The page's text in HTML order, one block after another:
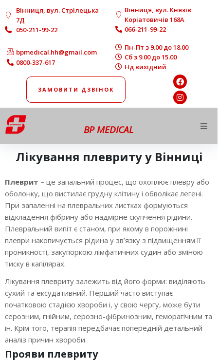
Вінниця, вул. Стрілецька
7Д
050-211-99-22
Вінниця, вул. Князів
Коріатовичів 168A
066-211-99-22
bpmedical.hh@gmail.com
0800-337-617
Пн-Пт з 9.00 до 18.00
Сб з 9.00 до 15.00
Нд вихідний
ЗАМОВИТИ ДЗВІНОК
BP MEDICAL
Напрямки роботи
Діагностика
Денний стаціонар у Вінниці
Ціни послуг
Новини
Контакти
Лікування плевриту у Вінниці
Плеврит – це запальний процес, що охоплює плевру або
оболонку, що вистилає грудну клітину і обволікає легені.
При запаленні на плевральних листках формуються
відкладення фібрину або надмірне скупчення рідини.
Плевральний випіт є станом, при якому в порожнині
плеври накопичується рідина у зв’язку з підвищенням її
проникності, закупоркою лімфатичних судин або зміною
тиску в капілярах.
Лікування плевриту залежить від його форми: виділяють
сухий та ексудативний. Перший часто виступає
початковою стадією хвороби і, у свою чергу, може бути
серозним, гнійним, серозно-фібринозним, геморагічним та
ін. Крім того, терапія передбачає попередній детальний
аналіз причин хвороби.
Прояви плевриту